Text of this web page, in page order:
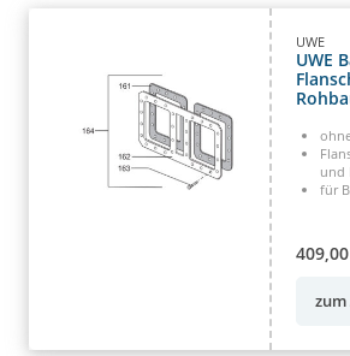
UWE
UWE
und
für